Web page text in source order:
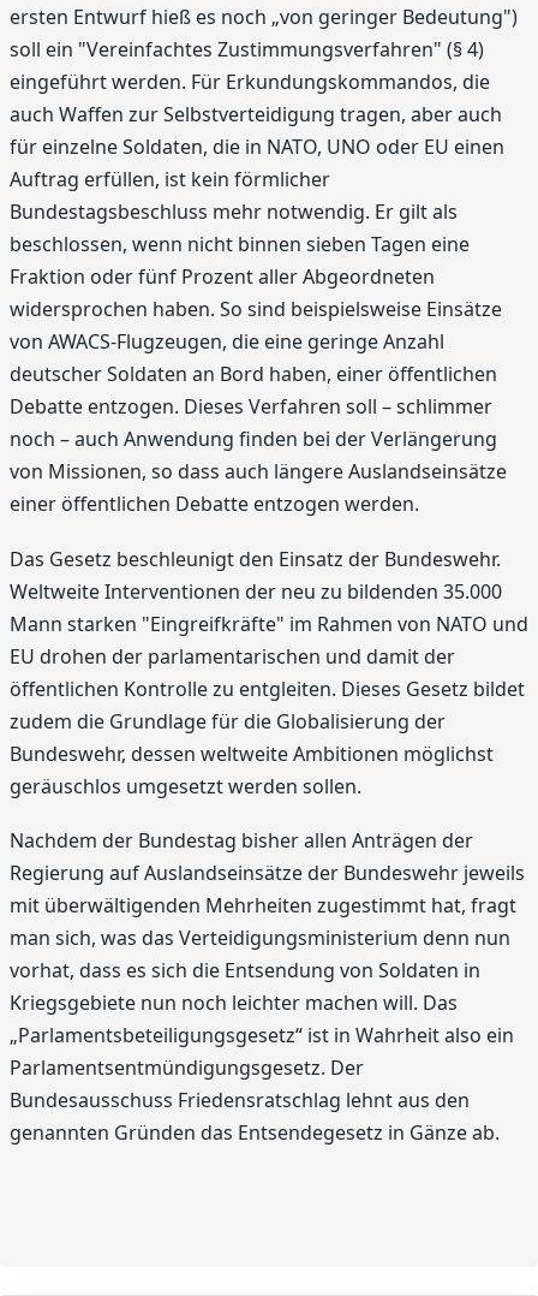
ersten Entwurf hieß es noch „von geringer Bedeutung")
soll ein "Vereinfachtes Zustimmungsverfahren" (§ 4)
eingeführt werden. Für Erkundungskommandos, die
auch Waffen zur Selbstverteidigung tragen, aber auch
für einzelne Soldaten, die in NATO, UNO oder EU einen
Auftrag erfüllen, ist kein förmlicher
Bundestagsbeschluss mehr notwendig. Er gilt als
beschlossen, wenn nicht binnen sieben Tagen eine
Fraktion oder fünf Prozent aller Abgeordneten
widersprochen haben. So sind beispielsweise Einsätze
von AWACS-Flugzeugen, die eine geringe Anzahl
deutscher Soldaten an Bord haben, einer öffentlichen
Debatte entzogen. Dieses Verfahren soll – schlimmer
noch – auch Anwendung finden bei der Verlängerung
von Missionen, so dass auch längere Auslandseinsätze
einer öffentlichen Debatte entzogen werden.
Das Gesetz beschleunigt den Einsatz der Bundeswehr.
Weltweite Interventionen der neu zu bildenden 35.000
Mann starken "Eingreifkräfte" im Rahmen von NATO und
EU drohen der parlamentarischen und damit der
öffentlichen Kontrolle zu entgleiten. Dieses Gesetz bildet
zudem die Grundlage für die Globalisierung der
Bundeswehr, dessen weltweite Ambitionen möglichst
geräuschlos umgesetzt werden sollen.
Nachdem der Bundestag bisher allen Anträgen der
Regierung auf Auslandseinsätze der Bundeswehr jeweils
mit überwältigenden Mehrheiten zugestimmt hat, fragt
man sich, was das Verteidigungsministerium denn nun
vorhat, dass es sich die Entsendung von Soldaten in
Kriegsgebiete nun noch leichter machen will. Das
„Parlamentsbeteiligungsgesetz“ ist in Wahrheit also ein
Parlamentsentmündigungsgesetz. Der
Bundesausschuss Friedensratschlag lehnt aus den
genannten Gründen das Entsendegesetz in Gänze ab.